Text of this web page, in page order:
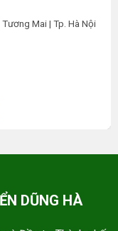
Mai | Tp. Hà Nội
DŨNG HÀ